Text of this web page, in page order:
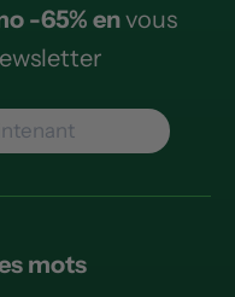
-65% envous
mots